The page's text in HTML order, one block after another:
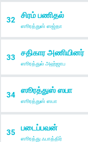
32 சிரம் பணிதல்
ஸூரத்துஸ் ஸஜ்தா
33 சதிகார அணியினர்
ஸூரத்துல் அஹ்ஜாப
34 ஸூரத்துஸ் ஸபா
ஸூரத்துஸ் ஸபா
35 படைப்பவன்
ஸூரத்து ஃபாத்திர்